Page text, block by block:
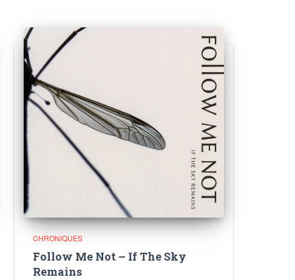
CHRONIQUES
Follow Me Not – If The Sky
Remains